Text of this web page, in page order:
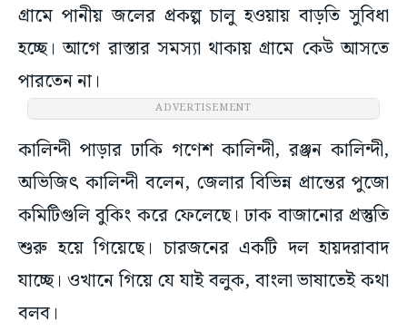
গ্রামে পানীয় জলের প্রকল্প চালু হওয়ায় বাড়তি সুবিধা
হচ্ছে। আগে রাস্তার সমস্যা থাকায় গ্রামে কেউ আসতে
পারতেন না।
ADVERTISEMENT
কালিন্দী পাড়ার ঢাকি গণেশ কালিন্দী, রঞ্জন কালিন্দী,
অভিজিৎ কালিন্দী বলেন, জেলার বিভিন্ন প্রান্তের পুজো
কমিটিগুলি বুকিং করে ফেলেছে। ঢাক বাজানোর প্রস্তুতি
শুরু হয়ে গিয়েছে। চারজনের একটি দল হায়দরাবাদ
যাচ্ছে। ওখানে গিয়ে যে যাই বলুক, বাংলা ভাষাতেই কথা
বলব।